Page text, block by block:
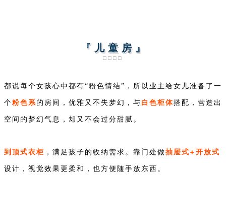
『 儿 童 房 』
□□□□
都说每个女孩心中都有“粉色情结”，所以业主给女儿准备了一
个粉色系 的房间，优雅又不失梦幻，与 白色柜体搭配，营造出
空间的梦幻气息，却又不会过分甜腻。
到顶式衣柜 ，满足孩子的收纳需求。靠门处做抽屉式+开放式
设计，视觉效果更柔和，也方便随手放东西。